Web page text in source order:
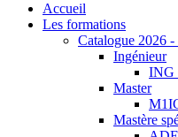
Accueil
Les formations
Catalogue 2026 -
Ingénieur
ING
Master
Mastère